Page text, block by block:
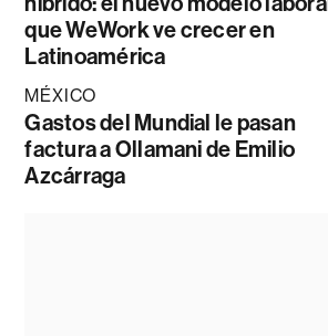
que WeWork ve crecer en
Latinoamérica
MÉXICO
Gastos del Mundial le pasan
factura a Ollamani de Emilio
Azcárraga